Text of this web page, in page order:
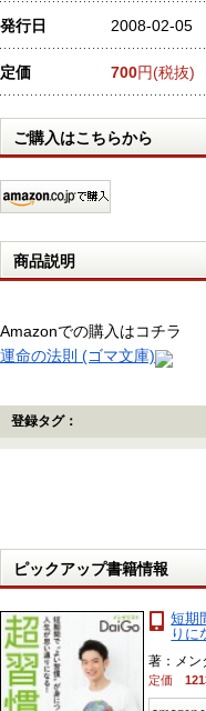
発行日 2008-02-05
定価 700円(税抜)
ご購入はこちらから
商品説明
Amazonでの購入はコチラ
運命の法則 (ゴマ文庫)
登録タグ：
ピックアップ書籍情報
短期
りに
著：メン
定価